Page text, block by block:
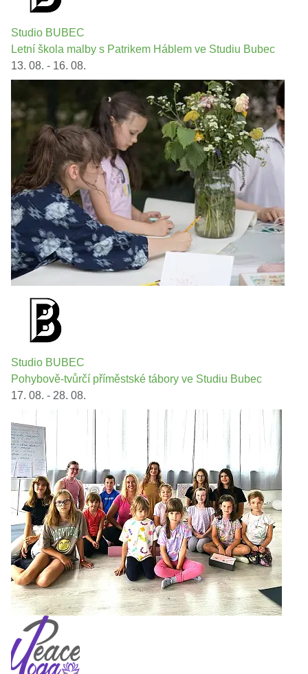
Studio BUBEC
Letní škola malby s Patrikem Háblem ve Studiu Bubec
13. 08. - 16. 08.
Studio BUBEC
Pohybově-tvůrčí příměstské tábory ve Studiu Bubec
17. 08. - 28. 08.